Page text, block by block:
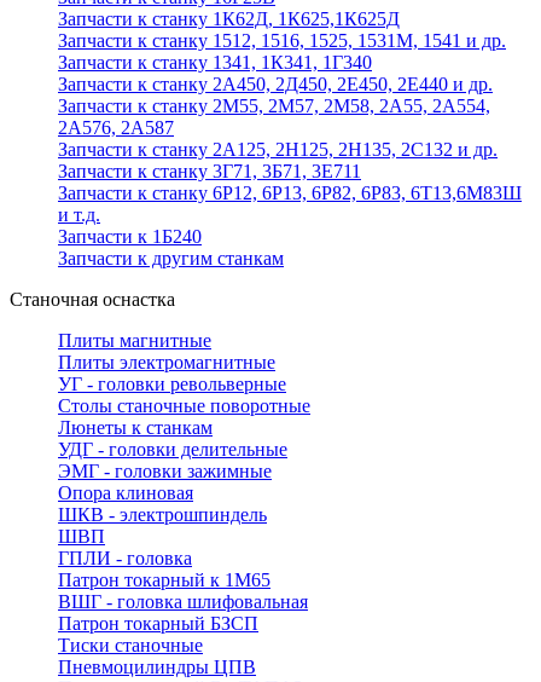
Запчасти к станку 1К62Д, 1К625,1К625Д
Запчасти к станку 1512, 1516, 1525, 1531М, 1541 и др.
Запчасти к станку 1341, 1К341, 1Г340
Запчасти к станку 2А450, 2Д450, 2Е450, 2Е440 и др.
Запчасти к станку 2М55, 2М57, 2М58, 2А55, 2А554,
2А576, 2А587
Запчасти к станку 2А125, 2Н125, 2Н135, 2С132 и др.
Запчасти к станку 3Г71, 3Б71, 3Е711
Запчасти к станку 6Р12, 6Р13, 6Р82, 6Р83, 6Т13,6М83Ш
и т.д.
Запчасти к 1Б240
Запчасти к другим станкам
Станочная оснастка
Плиты магнитные
Плиты электромагнитные
УГ - головки револьверные
Столы станочные поворотные
Люнеты к станкам
УДГ - головки делительные
ЭМГ - головки зажимные
Опора клиновая
ШКВ - электрошпиндель
ШВП
ГПЛИ - головка
Патрон токарный к 1М65
ВШГ - головка шлифовальная
Патрон токарный БЗСП
Тиски станочные
Пневмоцилиндры ЦПВ